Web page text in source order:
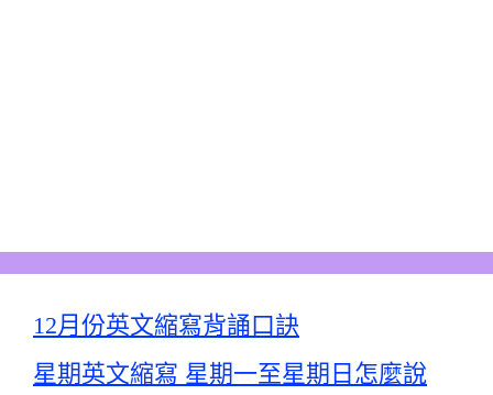
12月份英文縮寫背誦口訣
星期英文縮寫 星期一至星期日怎麼說